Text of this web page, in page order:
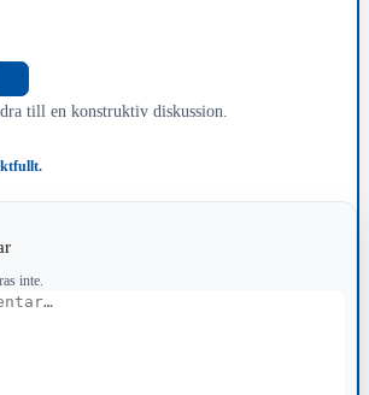
till en konstruktiv diskussion.
inte.